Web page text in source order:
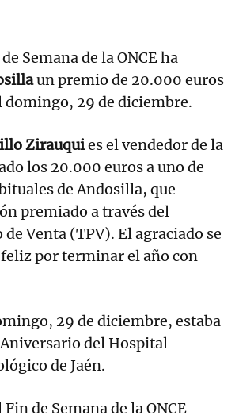
Semana de la ONCE ha
un premio de 20.000 euros
domingo, 29 de diciembre.
Zirauquies el vendedor de la
los 20.000 euros a uno de
de Andosilla, que
premiado a través del
Venta (TPV). El agraciado se
por terminar el año con
29 de diciembre, estaba
del Hospital
de Jaén.
de Semana de la ONCE